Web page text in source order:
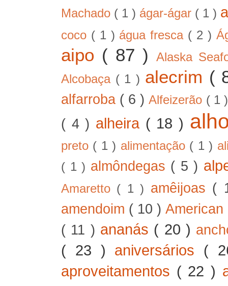
Machado ( 1 ) ágar-ágar ( 1 )
coco ( 1 ) água fresca ( 2 )
aipo ( 87 )
Alaska
Alcobaça ( 1 ) alecrim (
alfarroba ( 6 )Alfeizerão ( 1
( 4 ) alheira ( 18 )
preto ( 1 ) alimentação ( 1 )
( 1 ) almôndegas ( 5 )
Amaretto ( 1 ) amêijoas (
amendoim ( 10 )
( 11 ) ananás ( 20 )
( 23 ) aniversários (
aproveitamentos ( 22 )